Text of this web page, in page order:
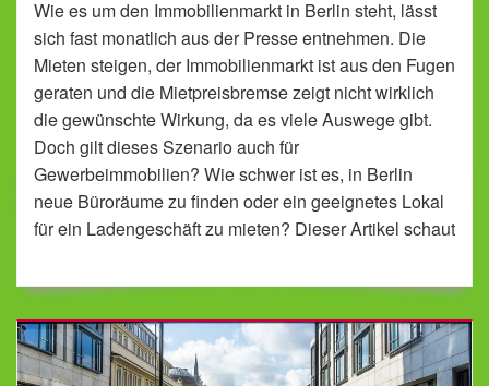
Wie es um den Immobilienmarkt in Berlin steht, lässt
sich fast monatlich aus der Presse entnehmen. Die
Mieten steigen, der Immobilienmarkt ist aus den Fugen
geraten und die Mietpreisbremse zeigt nicht wirklich
die gewünschte Wirkung, da es viele Auswege gibt.
Doch gilt dieses Szenario auch für
Gewerbeimmobilien? Wie schwer ist es, in Berlin
neue Büroräume zu finden oder ein geeignetes Lokal
für ein Ladengeschäft zu mieten? Dieser Artikel schaut